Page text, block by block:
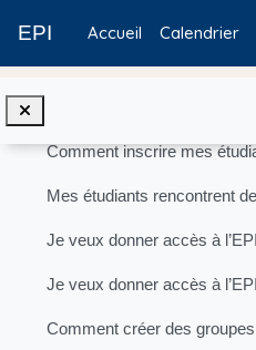
EPI Accueil Calendrier
Replier